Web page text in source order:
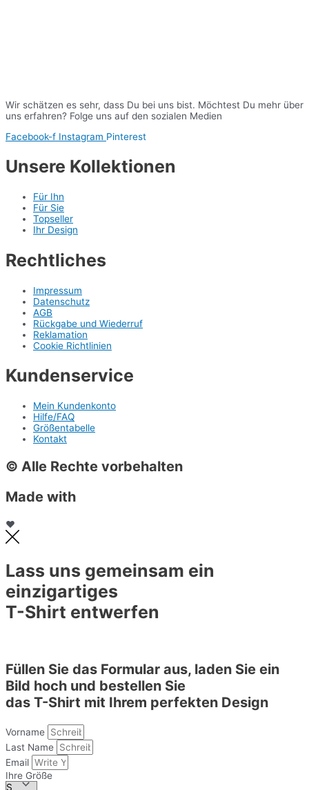
Wir schätzen es sehr, dass Du bei uns bist. Möchtest Du mehr über
uns erfahren? Folge uns auf den sozialen Medien
Facebook-f Instagram Pinterest
Unsere Kollektionen
Für Ihn
Für Sie
Topseller
Ihr Design
Rechtliches
Impressum
Datenschutz
AGB
Rückgabe und Wiederruf
Reklamation
Cookie Richtlinien
Kundenservice
Mein Kundenkonto
Hilfe/FAQ
Größentabelle
Kontakt
© Alle Rechte vorbehalten
Made with
❤
Lass uns gemeinsam ein
einzigartiges
T-Shirt entwerfen
Füllen Sie das Formular aus, laden Sie ein
Bild hoch und bestellen Sie
das T-Shirt mit Ihrem perfekten Design
Vorname
Last Name
Email
Ihre Größe